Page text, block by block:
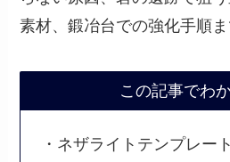
素材、鍛冶台での強化手順ま
この記事でわ
・ネザライトテンプレー